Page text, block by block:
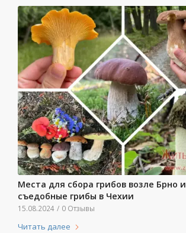
Места для сбора грибов возле Брно и
съедобные грибы в Чехии
15.08.2024 / 0 Отзывы
Читать далее